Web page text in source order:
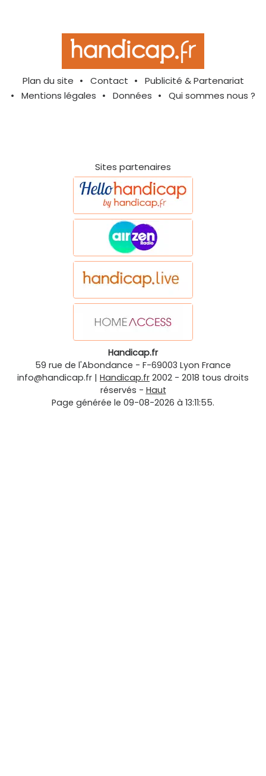
Plan du site Contact
Publicité & Partenariat
Mentions légales
Données Qui sommes nous ?
Sites partenaires
Handicap.fr
59 rue de l'Abondance - F-69003 Lyon France
info@handicap.fr | Handicap.fr 2002 - 2018 tous droits
réservés - Haut
Page générée le 09-08-2026 à 13:11:55.